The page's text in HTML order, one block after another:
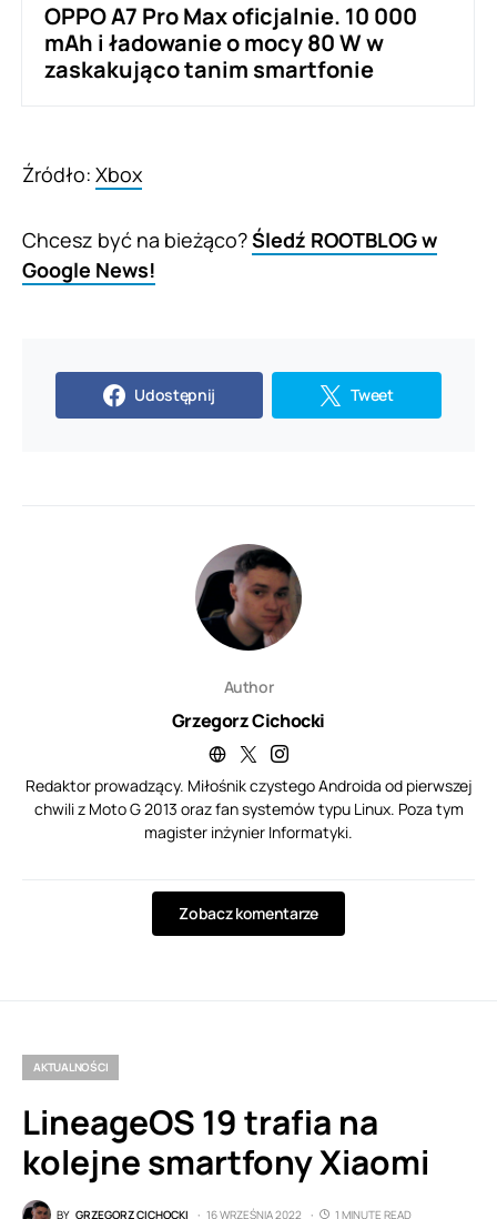
OPPO A7 Pro Max oficjalnie. 10 000
mAh i ładowanie o mocy 80 W w
zaskakująco tanim smartfonie
Źródło: Xbox
Chcesz być na bieżąco?Śledź ROOTBLOG w
Google News!
Udostępnij Tweet
Author
Grzegorz Cichocki
Redaktor prowadzący. Miłośnik czystego Androida od pierwszej
chwili z Moto G 2013 oraz fan systemów typu Linux. Poza tym
magister inżynier Informatyki.
Zobacz komentarze
AKTUALNOŚCI
LineageOS 19 trafia na
kolejne smartfony Xiaomi
BY GRZEGORZ CICHOCKI 16 WRZEŚNIA 2022 1 MINUTE READ